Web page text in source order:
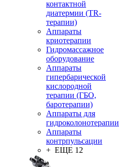
контактной
диатермии (TR-
терапии)
Аппараты
криотерапии
Гидромассажное
оборудование
Аппараты
гипербарической
кислородной
терапии (ГБО,
баротерапии)
Аппараты для
гидроколонотерапии
Аппараты
контрпульсации
+ ЕЩЕ 12